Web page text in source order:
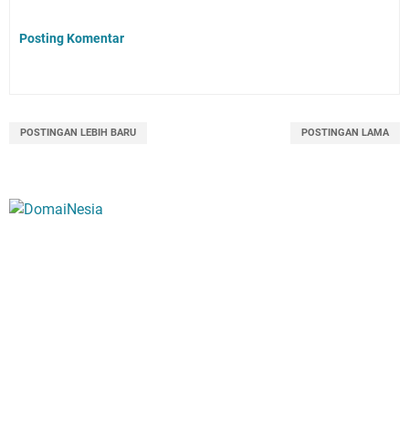
Posting Komentar
POSTINGAN LEBIH BARU POSTINGAN LAMA